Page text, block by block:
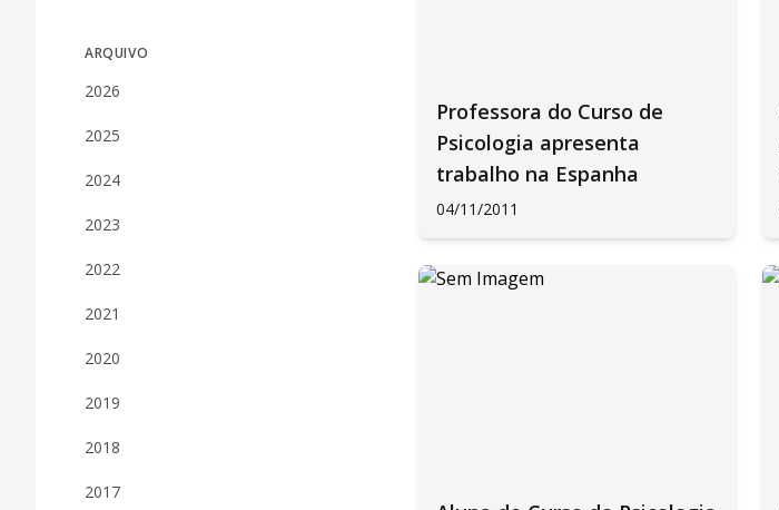
ARQUIVO
2026
2025
2024
2023
2022
2021
2020
2019
2018
2017
Professora do Curso de
Psicologia apresenta
trabalho na Espanha
04/11/2011